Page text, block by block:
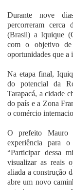
Durante nove
percorreram
(Brasil) a Iquique
com o objetivo de
oportunidades que a
Na etapa final,
do potencial da
Tarapacá, a cidade
do país e a Zona
o comércio
O prefeito Mauro
experiência para
“Participar dessa
visualizar as reais
aliada a construção
abre um novo